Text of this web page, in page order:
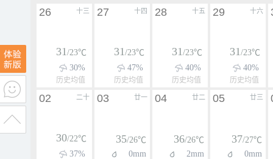
十三
26
31/23℃
30%
历史均值
十四
27
31/23℃
47%
历史均值
十五
28
31/23℃
40%
历史均值
十六
29
31/23℃
40%
历史均值
二十
02
30/22℃
37%
廿一
03
35/26℃
0mm
廿二
04
36/26℃
2mm
廿三
05
37/27℃
0mm